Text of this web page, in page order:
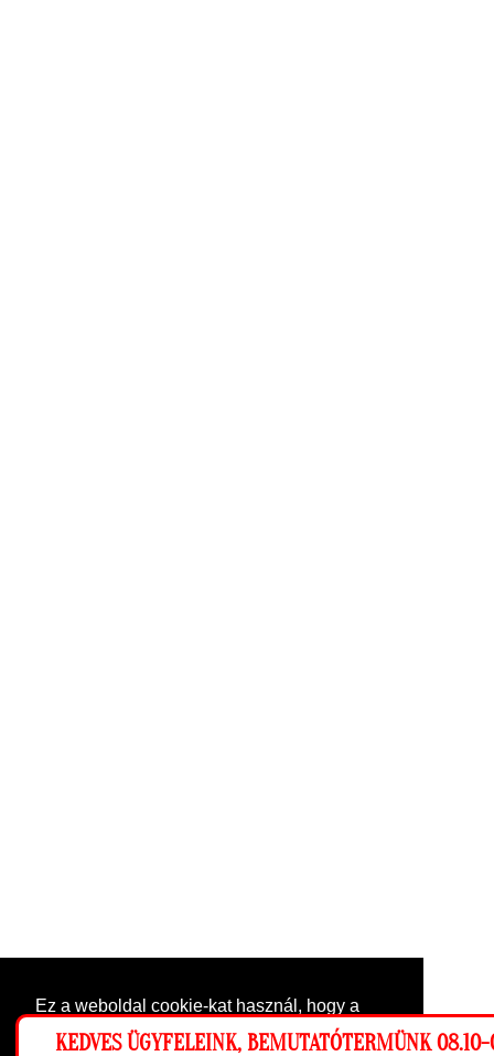
Ez a weboldal cookie-kat használ, hogy a
lehető legjobb élményt nyújtsa honlapunkon.
KEDVES ÜGYFELEINK, BEMUTATÓTERMÜNK